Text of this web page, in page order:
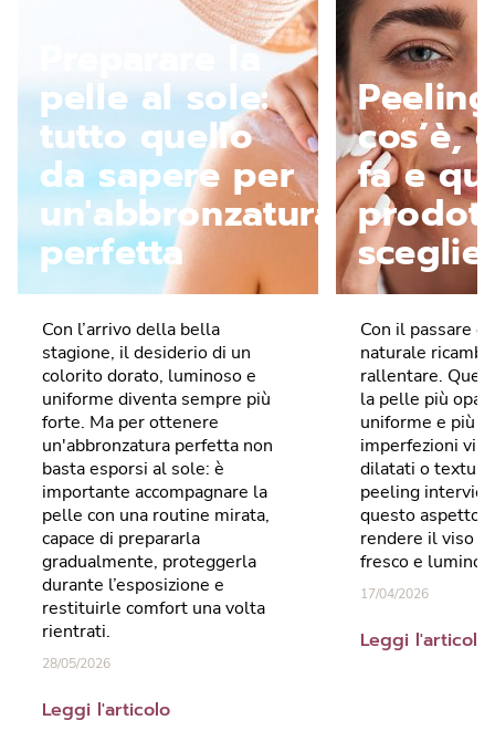
Preparare la
pelle al sole:
tutto quello
da sapere per
un'abbronzatura
perfetta
Con l’arrivo della bella
stagione, il desiderio di un
colorito dorato, luminoso e
uniforme diventa sempre più
forte. Ma per ottenere
un'abbronzatura perfetta non
basta esporsi al sole: è
importante accompagnare la
pelle con una routine mirata,
capace di prepararla
gradualmente, proteggerla
durante l’esposizione e
restituirle comfort una volta
rientrati.
28/05/2026
Leggi l'articolo
cos’è,
fa e
Con il passare
naturale
rallentare.
la pelle più
uniforme e più
imperfezioni
dilatati o
peeling
questo aspetto,
rendere il viso
fresco e
17/04/2026
Leggi l'articolo